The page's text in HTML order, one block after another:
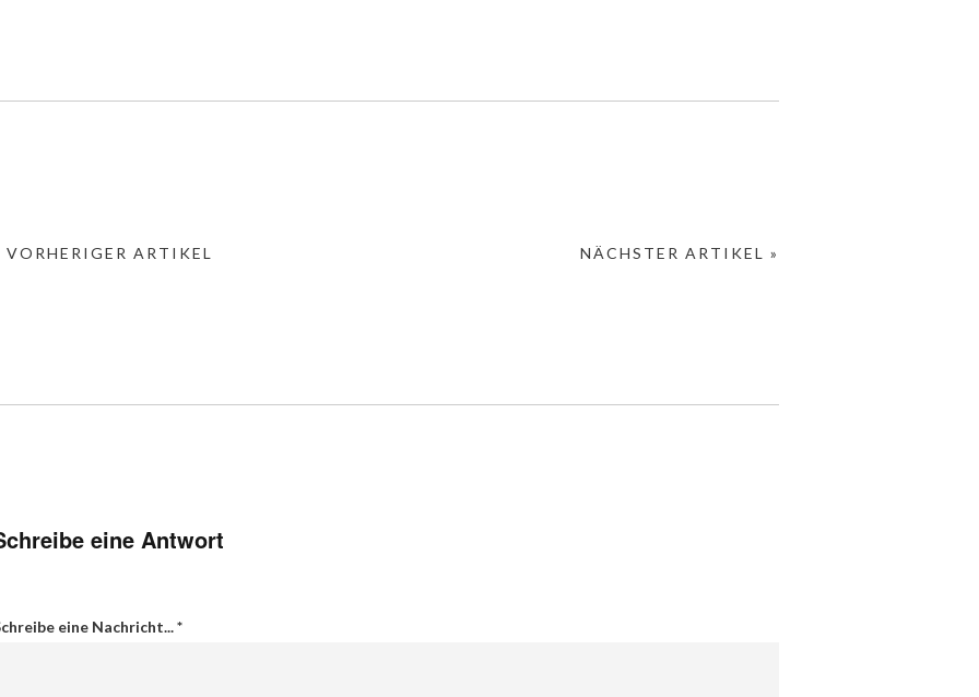
NÄCHSTER ARTIKEL »
VORHERIGER ARTIKEL
eine Antwort
eine Nachricht...*